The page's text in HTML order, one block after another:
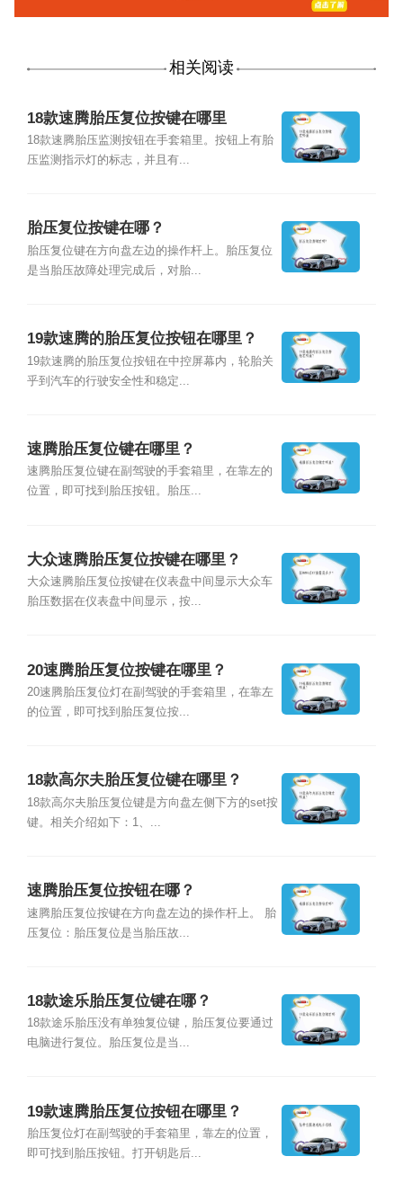
相关阅读
18款速腾胎压复位按键在哪里
18款速腾胎压监测按钮在手套箱里。按钮上有胎
压监测指示灯的标志，并且有...
胎压复位按键在哪？
胎压复位键在方向盘左边的操作杆上。胎压复位
是当胎压故障处理完成后，对胎...
19款速腾的胎压复位按钮在哪里？
19款速腾的胎压复位按钮在中控屏幕内，轮胎关
乎到汽车的行驶安全性和稳定...
速腾胎压复位键在哪里？
速腾胎压复位键在副驾驶的手套箱里，在靠左的
位置，即可找到胎压按钮。胎压...
大众速腾胎压复位按键在哪里？
大众速腾胎压复位按键在仪表盘中间显示大众车
胎压数据在仪表盘中间显示，按...
20速腾胎压复位按键在哪里？
20速腾胎压复位灯在副驾驶的手套箱里，在靠左
的位置，即可找到胎压复位按...
18款高尔夫胎压复位键在哪里？
18款高尔夫胎压复位键是方向盘左侧下方的set按
键。相关介绍如下：1、...
速腾胎压复位按钮在哪？
速腾胎压复位按键在方向盘左边的操作杆上。 胎
压复位：胎压复位是当胎压故...
18款途乐胎压复位键在哪？
18款途乐胎压没有单独复位键，胎压复位要通过
电脑进行复位。胎压复位是当...
19款速腾胎压复位按钮在哪里？
胎压复位灯在副驾驶的手套箱里，靠左的位置，
即可找到胎压按钮。打开钥匙后...